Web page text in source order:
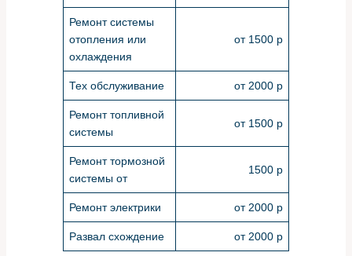
Ремонт системы
отопления или
охлаждения
от 1500 р
Тех обслуживание от 2000 р
Ремонт топливной
системы
от 1500 р
Ремонт тормозной
системы от
1500 р
Ремонт электрики от 2000 р
Развал схождение от 2000 р